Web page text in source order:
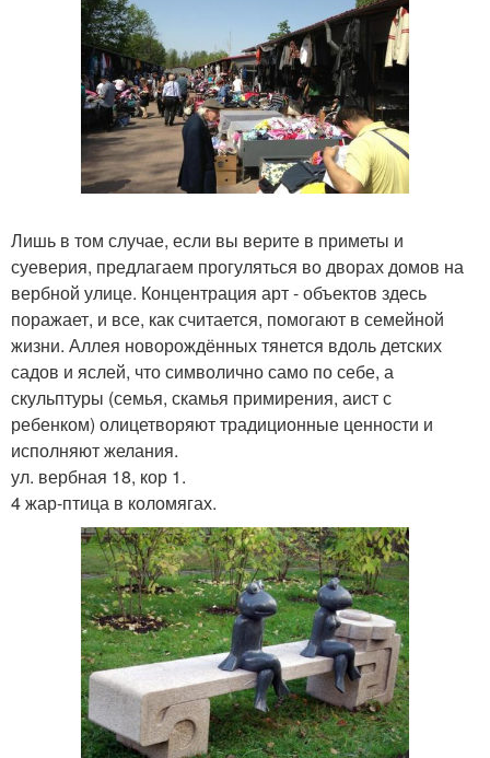
Лишь в том случае, если вы верите в приметы и
суеверия, предлагаем прогуляться во дворах домов на
вербной улице. Концентрация арт - объектов здесь
поражает, и все, как считается, помогают в семейной
жизни. Аллея новорождённых тянется вдоль детских
садов и яслей, что символично само по себе, а
скульптуры (семья, скамья примирения, аист с
ребенком) олицетворяют традиционные ценности и
исполняют желания.
ул. вербная 18, кор 1.
4 жар-птица в коломягах.